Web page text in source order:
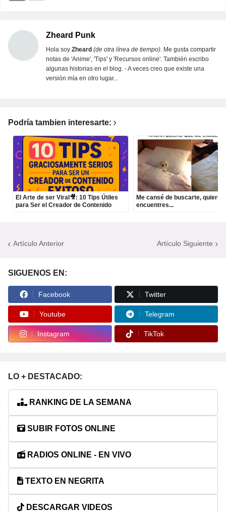
Zheard Punk
Hola soy Zheard (de otra línea de tiempo). Me gusta compartir
notas de 'Anime', 'Tips' y 'Recursos online'. También escribo
algunas historias en el blog. - A veces creo que existe una
versión mía en otro lugar...
Podría tambien interesarte:
El Arte de ser Viral🎥: 10 Tips Útiles
para Ser el Creador de Contenido
Me cansé de buscarte, quiero
encuentres...
Artículo Anterior Artículo Siguiente
SIGUENOS EN:
Facebook Twitter
Youtube Telegram
Instagram TikTok
LO + DESTACADO:
RANKING DE LA SEMANA
SUBIR FOTOS ONLINE
RADIOS ONLINE - EN VIVO
TEXTO EN NEGRITA
DESCARGAR VIDEOS